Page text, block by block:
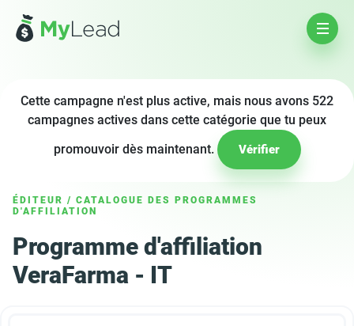
Cette campagne n'est plus active, mais nous avons 522
campagnes actives dans cette catégorie que tu peux
promouvoir dès maintenant.
Vérifier
ÉDITEUR / CATALOGUE DES PROGRAMMES
D'AFFILIATION
Programme d'affiliation
VeraFarma - IT